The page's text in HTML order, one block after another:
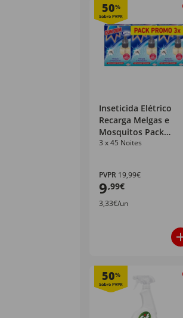
50%
Inseticida Elétrico
Recarga Melgas e
Mosquitos Pack
Triplo Dum Dum
3 x 45 Noites
PVPR 19,99€
9,99€
3,33€/un
50%